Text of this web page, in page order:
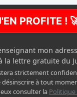
PROFITE !
mon
la lettre gratuite du
strictement
désinscrire à tout
consulter la